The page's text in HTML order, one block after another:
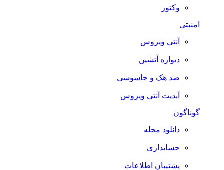
وکتور
امنیتی
آنتی ویروس
دیواره آتشین
ضد هک و جاسوسی
آپدیت آنتی ویروس
گوناگون
دانلود مجله
حسابداری
پشتیبان اطلاعات